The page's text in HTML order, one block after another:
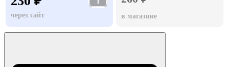
через сайт
в магазине